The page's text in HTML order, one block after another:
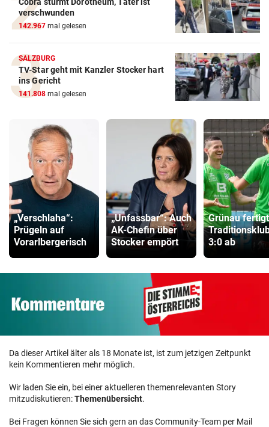
Cobra stürmt Dorotheum, Täter ist
verschwunden
142.967 mal gelesen
SALZBURG
TV-Star geht mit Kanzler Stocker hart
ins Gericht
141.808 mal gelesen
„Verschlaha“:
Prügeln auf
Vorarlbergerisch
„Unfassbar“: Auch
AK-Chefin über
Stocker empört
Grünau
3:0 ab
Da dieser Artikel älter als 18 Monate ist, ist zum jetzigen Zeitpunkt
kein Kommentieren mehr möglich.
Wir laden Sie ein, bei einer aktuelleren themenrelevanten Story
mitzudiskutieren:Themenübersicht.
Bei Fragen können Sie sich gern an das Community-Team per Mail